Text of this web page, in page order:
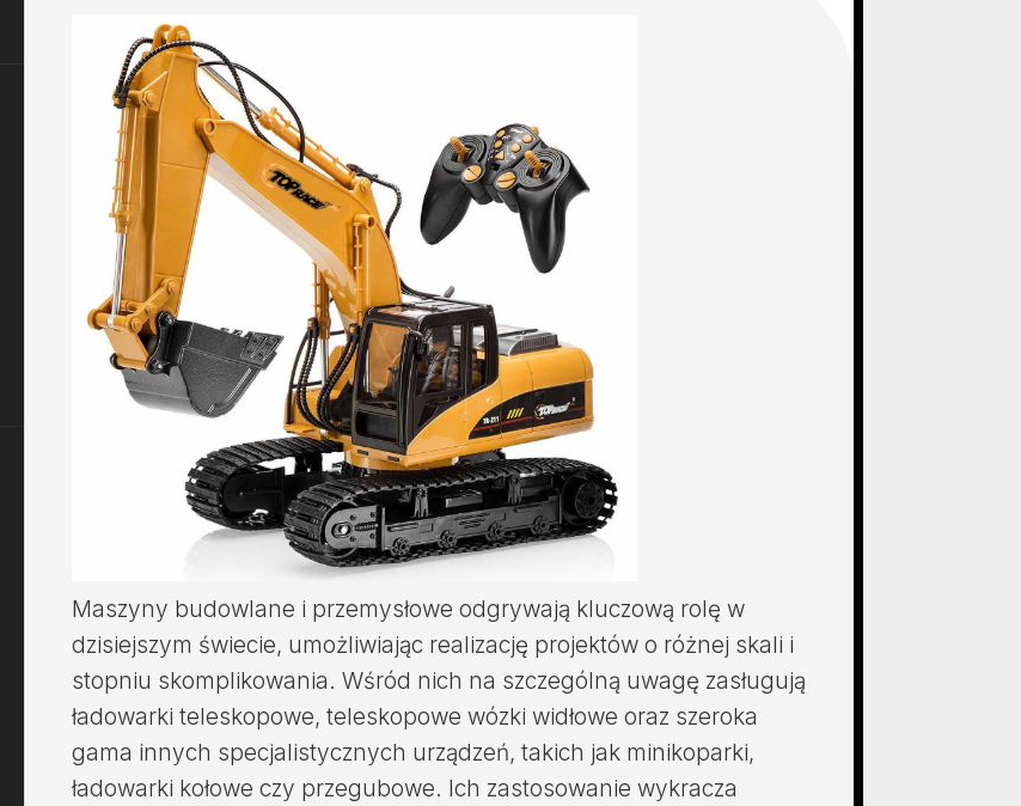
Maszyny budowlane i przemysłowe odgrywają kluczową rolę w
dzisiejszym świecie, umożliwiając realizację projektów o różnej skali i
stopniu skomplikowania. Wśród nich na szczególną uwagę zasługują
ładowarki teleskopowe, teleskopowe wózki widłowe oraz szeroka
gama innych specjalistycznych urządzeń, takich jak minikoparki,
ładowarki kołowe czy przegubowe. Ich zastosowanie wykracza